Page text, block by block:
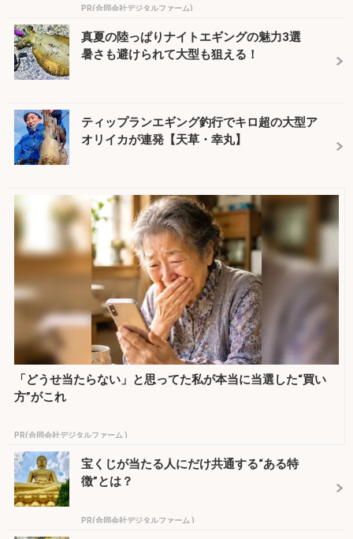
PR(合同会社デジタルファーム)
真夏の陸っぱりナイトエギングの魅力3選
暑さも避けられて大型も狙える！
ティップランエギング釣行でキロ超の大型ア
オリイカが連発【天草・幸丸】
「どうせ当たらない」と思ってた私が本当に当選した“買い
方”がこれ
PR(合同会社デジタルファーム )
宝くじが当たる人にだけ共通する“ある特
徴”とは？
PR(合同会社デジタルファーム )